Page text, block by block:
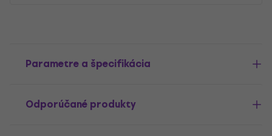
Parametre a špecifikácia
Odporúčané produkty